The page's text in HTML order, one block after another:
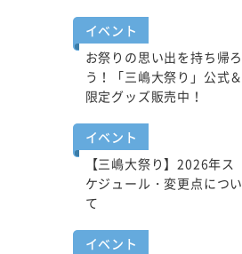
イベント
お祭りの思い出を持ち帰ろ
う！「三嶋大祭り」公式＆
限定グッズ販売中！
イベント
【三嶋大祭り】2026年ス
ケジュール・変更点につい
て
イベント